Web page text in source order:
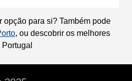
opção para si? Também pode
, ou descobrir os melhores
Portugal